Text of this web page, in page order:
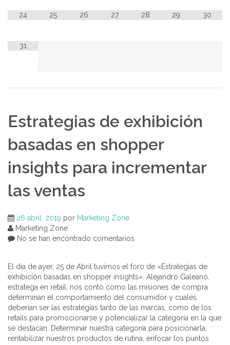
24 25 26 27 28 29 30
31
Estrategias de exhibición
basadas en shopper
insights para incrementar
las ventas
26 abril, 2019 por Marketing Zone
Marketing Zone
No se han encontrado comentarios
El día de ayer, 25 de Abril tuvimos el foro de «Estrategias de
exhibición basadas en shopper insights». Alejandro Galeano,
estratega en retail, nos contó como las misiones de compra
determinan el comportamiento del consumidor y cuales
deberían ser las estrategias tanto de las marcas, como de los
retails para promocionarse y potencializar la categoría en la que
se destacan. Determinar nuestra categoría para posicionarla,
rentabilizar nuestros productos de rutina, enfocar los puntos